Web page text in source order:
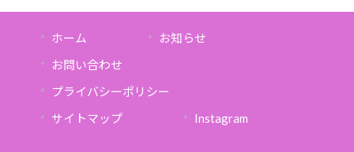
ホーム
お知らせ
お問い合わせ
プライバシーポリシー
サイトマップ
Instagram